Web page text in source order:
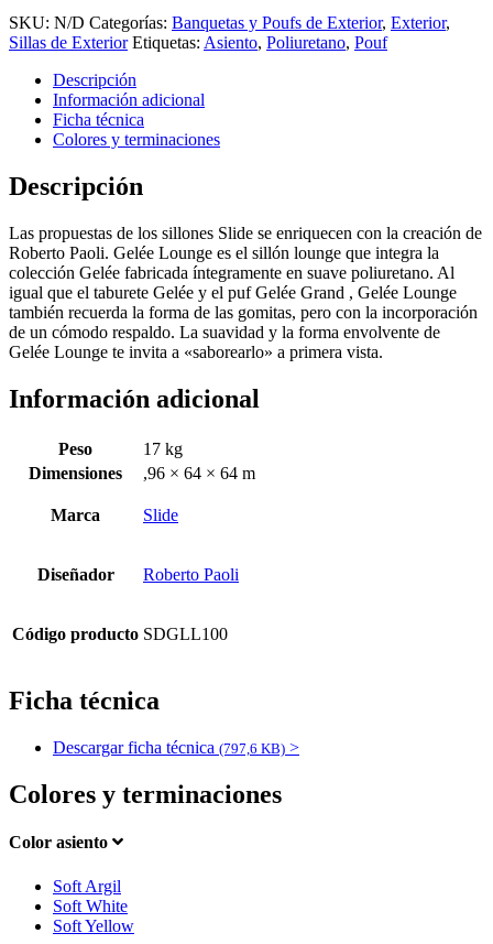
SKU: N/D Categorías: Banquetas y Poufs de Exterior, Exterior,
Sillas de Exterior Etiquetas: Asiento, Poliuretano, Pouf
Descripción
Información adicional
Ficha técnica
Colores y terminaciones
Descripción
Las propuestas de los sillones Slide se enriquecen con la creación de
Roberto Paoli. Gelée Lounge es el sillón lounge que integra la
colección Gelée fabricada íntegramente en suave poliuretano. Al
igual que el taburete Gelée y el puf Gelée Grand , Gelée Lounge
también recuerda la forma de las gomitas, pero con la incorporación
de un cómodo respaldo. La suavidad y la forma envolvente de
Gelée Lounge te invita a «saborearlo» a primera vista.
Información adicional
Peso
17 kg
Dimensiones
,96 × 64 × 64 m
Marca Slide
Diseñador Roberto Paoli
Código producto SDGLL100
Ficha técnica
Descargar ficha técnica (797,6 KB) >
Colores y terminaciones
Color asiento
Soft Argil
Soft White
Soft Yellow